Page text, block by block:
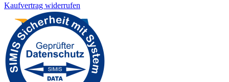
Kaufvertrag widerrufen